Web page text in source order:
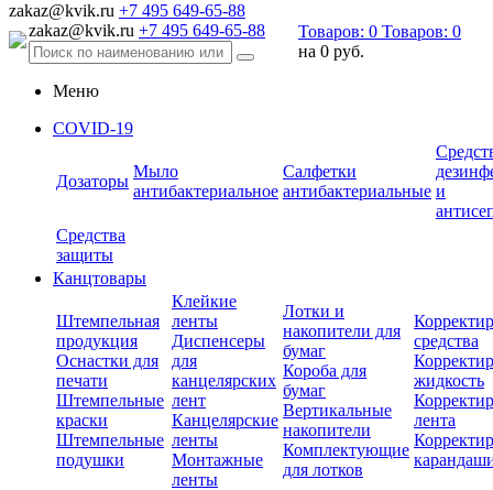
zakaz@kvik.ru +7 495 649-65-88
zakaz@kvik.ru +7 495 649-65-88 Товаров: 0 Товаров: 0
на 0 руб.
Меню
COVID-19
Дозаторы
Мыло
антибактериальное
Салфетки
антибактериальные и
Средства
защиты
Канцтовары
Штемпельная
продукция
Оснастки для
печати
Штемпельные
краски
Штемпельные
подушки
Клейкие
ленты
Диспенсеры
для
канцелярских
лент
Канцелярские
ленты
Монтажные
ленты
Лотки и
накопители для
бумаг
Короба для
бумаг
Вертикальные
накопители
Комплектующие
для лотков
средства
жидкость
лента